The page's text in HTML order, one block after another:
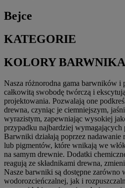
Bejce
KATEGORIE
KOLORY BARWNIKA
Nasza różnorodna gama barwników i
całkowitą swobodę twórczą i
projektowania. Pozwalają one
drewna, czyniąc je ciemniejszym,
wyrazistym, zapewniając wysokiej
przypadku najbardziej wymagających
Barwniki działają poprzez
lub pigmentów, które wnikają we
na samym drewnie. Dodatki
reagują ze składnikami drewna,
Nasze barwniki są dostępne zarówno
wodorozcieńczalnej, jak i